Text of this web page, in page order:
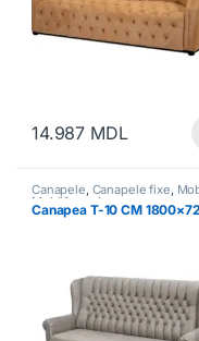
14.987 MDL
Canapele, Canapele fixe,
Mobilă moale
Canapea T-10 CM